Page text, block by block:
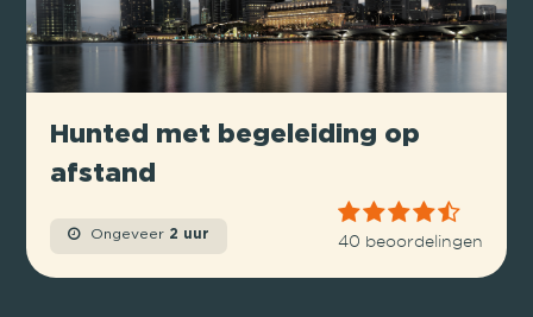
Hunted met begeleiding op
afstand
Ongeveer 2 uur 40 beoordelingen